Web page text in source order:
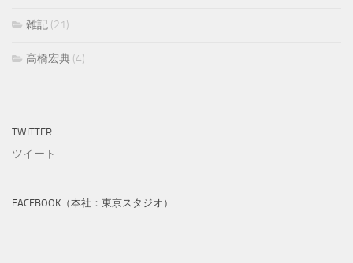
雑記 (21)
高橋宏典 (4)
TWITTER
ツイート
FACEBOOK（本社：東京スタジオ）